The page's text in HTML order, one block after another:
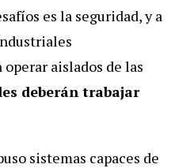
es la seguridad, y a
aislados de las
deberán trabajar
sistemas capaces de